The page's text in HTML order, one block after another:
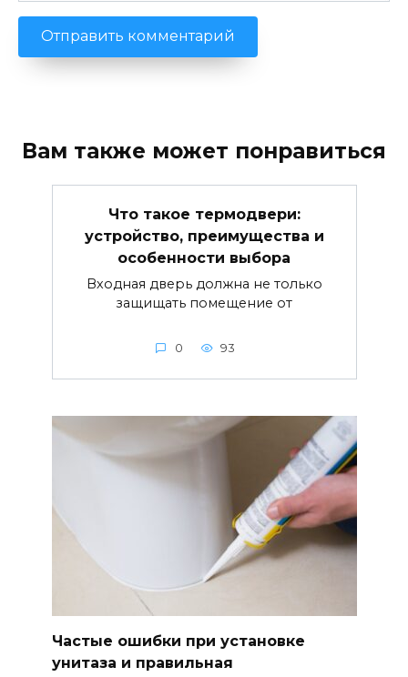
Вам также может понравиться
Что такое термодвери:
устройство, преимущества и
особенности выбора
Входная дверь должна не только
защищать помещение от
0 93
Частые ошибки при установке
унитаза и правильная